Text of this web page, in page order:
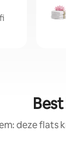
deze flats